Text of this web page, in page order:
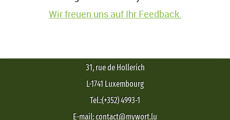
Wir freuen uns auf Ihr Feedback.
31, rue de Hollerich
L-1741 Luxembourg
Tel.:(+352) 4993-1
E-mail: contact@mywort.lu